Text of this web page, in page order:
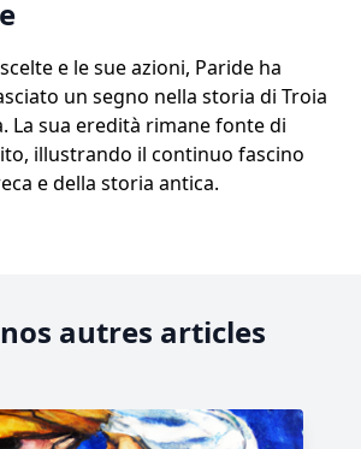
e le sue azioni, Paride ha
un segno nella storia di Troia
La sua eredità rimane fonte di
illustrando il continuo fascino
e della storia antica.
autres articles